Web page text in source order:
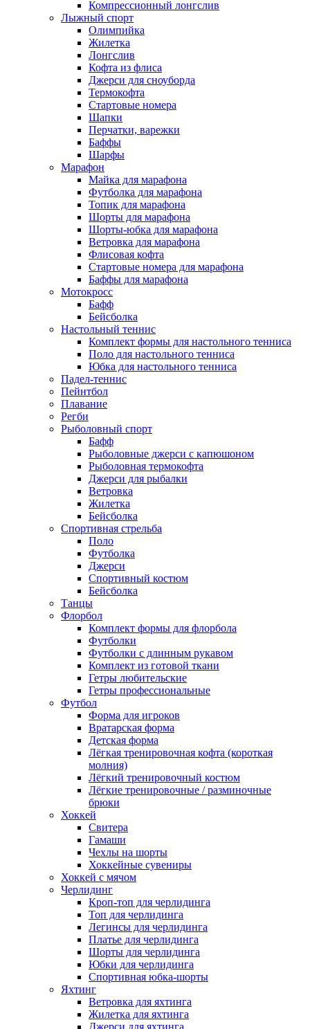
Компрессионный лонгслив
Лыжный спорт
Олимпийка
Жилетка
Лонгслив
Кофта из флиса
Джерси для сноуборда
Термокофта
Стартовые номера
Шапки
Перчатки, варежки
Баффы
Шарфы
Марафон
Майка для марафона
Футболка для марафона
Топик для марафона
Шорты для марафона
Шорты-юбка для марафона
Ветровка для марафона
Флисовая кофта
Стартовые номера для марафона
Баффы для марафона
Мотокросс
Бафф
Бейсболка
Настольный теннис
Комплект формы для настольного тенниса
Поло для настольного тенниса
Юбка для настольного тенниса
Падел-теннис
Пейнтбол
Плавание
Регби
Рыболовный спорт
Бафф
Рыболовные джерси с капюшоном
Рыболовная термокофта
Джерси для рыбалки
Ветровка
Жилетка
Бейсболка
Спортивная стрельба
Поло
Футболка
Джерси
Спортивный костюм
Бейсболка
Танцы
Флорбол
Комплект формы для флорбола
Футболки
Футболки с длинным рукавом
Комплект из готовой ткани
Гетры любительские
Гетры профессиональные
Футбол
Форма для игроков
Вратарская форма
Детская форма
Лёгкая тренировочная кофта (короткая
молния)
Лёгкий тренировочный костюм
Лёгкие тренировочные / разминочные
брюки
Хоккей
Свитера
Гамаши
Чехлы на шорты
Хоккейные сувениры
Хоккей с мячом
Черлидинг
Кроп-топ для черлидинга
Топ для черлидинга
Легинсы для черлидинга
Платье для черлидинга
Шорты для черлидинга
Юбки для черлидинга
Спортивная юбка-шорты
Яхтинг
Ветровка для яхтинга
Жилетка для яхтинга